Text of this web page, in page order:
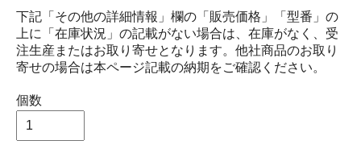
下記「その他の詳細情報」欄の「販売価格」「型番」の
上に「在庫状況」の記載がない場合は、在庫がなく、受
注生産またはお取り寄せとなります。他社商品のお取り
寄せの場合は本ページ記載の納期をご確認ください。
個数